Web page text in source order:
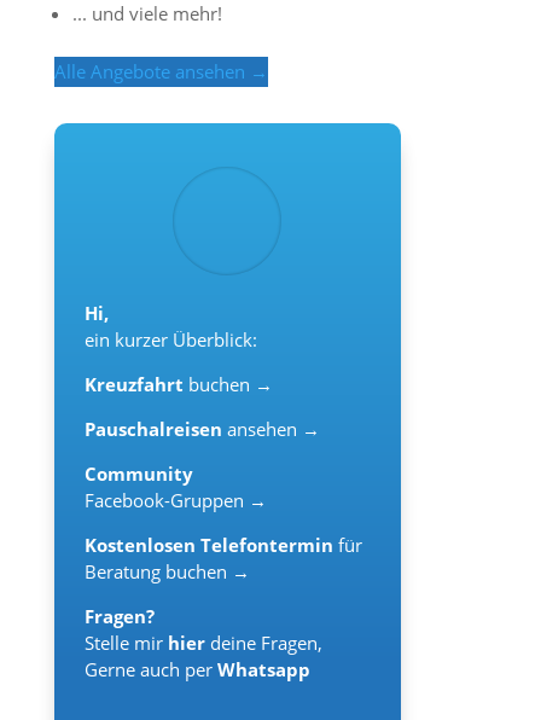
... und viele mehr!
Alle Angebote ansehen →
Hi,
ein kurzer Überblick:
Kreuzfahrt buchen →
Pauschalreisen ansehen →
Community
Facebook-Gruppen →
Kostenlosen Telefontermin für
Beratung buchen →
Fragen?
Stelle mir hier deine Fragen,
Gerne auch per Whatsapp